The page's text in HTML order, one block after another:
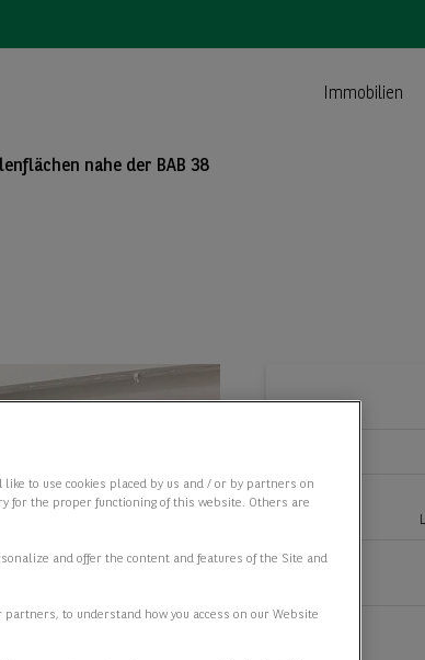
Immobilien
nahe der BAB 38
to use cookies placed by us and / or by partners on
for the proper functioning of this website. Others are
and offer the content and features of the Site and
to understand how you access on our Website